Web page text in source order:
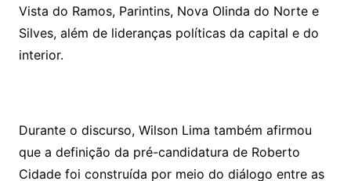
Vista do Ramos, Parintins, Nova Olinda do Norte e
Silves, além de lideranças políticas da capital e do
interior.
Durante o discurso, Wilson Lima também afirmou
que a definição da pré-candidatura de Roberto
Cidade foi construída por meio do diálogo entre as